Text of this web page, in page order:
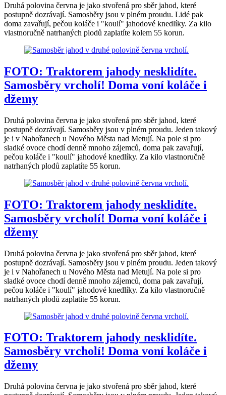
Druhá polovina června je jako stvořená pro sběr jahod, které
postupně dozrávají. Samosběry jsou v plném proudu. Lidé pak
doma zavařují, pečou koláče i "koulí" jahodové knedlíky. Za kilo
vlastnoručně natrhaných plodů zaplatíte kolem 55 korun.
FOTO: Traktorem jahody nesklidíte.
Samosběry vrcholí! Doma voní koláče i
džemy
Druhá polovina června je jako stvořená pro sběr jahod, které
postupně dozrávají. Samosběry jsou v plném proudu. Jeden takový
je i v Nahořanech u Nového Města nad Metují. Na pole si pro
sladké ovoce chodí denně mnoho zájemců, doma pak zavařují,
pečou koláče i "koulí" jahodové knedlíky. Za kilo vlastnoručně
natrhaných plodů zaplatíte 55 korun.
FOTO: Traktorem jahody nesklidíte.
Samosběry vrcholí! Doma voní koláče i
džemy
Druhá polovina června je jako stvořená pro sběr jahod, které
postupně dozrávají. Samosběry jsou v plném proudu. Jeden takový
je i v Nahořanech u Nového Města nad Metují. Na pole si pro
sladké ovoce chodí denně mnoho zájemců, doma pak zavařují,
pečou koláče i "koulí" jahodové knedlíky. Za kilo vlastnoručně
natrhaných plodů zaplatíte 55 korun.
FOTO: Traktorem jahody nesklidíte.
Samosběry vrcholí! Doma voní koláče i
džemy
Druhá polovina června je jako stvořená pro sběr jahod, které